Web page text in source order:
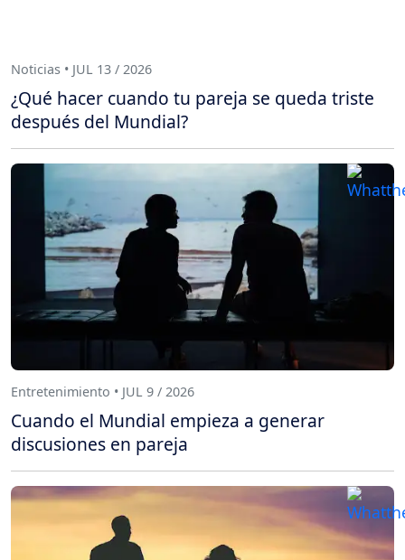
Noticias • JUL 13 / 2026
¿Qué hacer cuando tu pareja se queda triste
después del Mundial?
Entretenimiento • JUL 9 / 2026
Cuando el Mundial empieza a generar
discusiones en pareja